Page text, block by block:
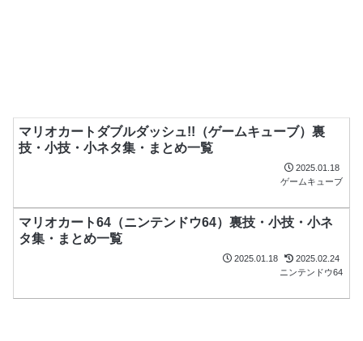
マリオカートダブルダッシュ!!（ゲームキューブ）裏
技・小技・小ネタ集・まとめ一覧
2025.01.18
ゲームキューブ
マリオカート64（ニンテンドウ64）裏技・小技・小ネ
タ集・まとめ一覧
2025.01.18
2025.02.24
ニンテンドウ64